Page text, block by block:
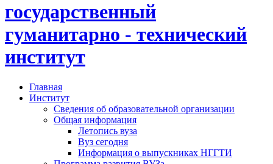
государственный
гуманитарно - технический
институт
Главная
Институт
Сведения об образовательной организации
Общая информация
Летопись вуза
Вуз сегодня
Информация о выпускниках НГГТИ